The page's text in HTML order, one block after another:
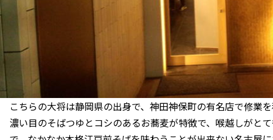
こちらの大将は静岡県の出身で、神田神保町の有名店で修業
濃い目のそばつゆとコシのあるお蕎麦が特徴で、喉越しがと